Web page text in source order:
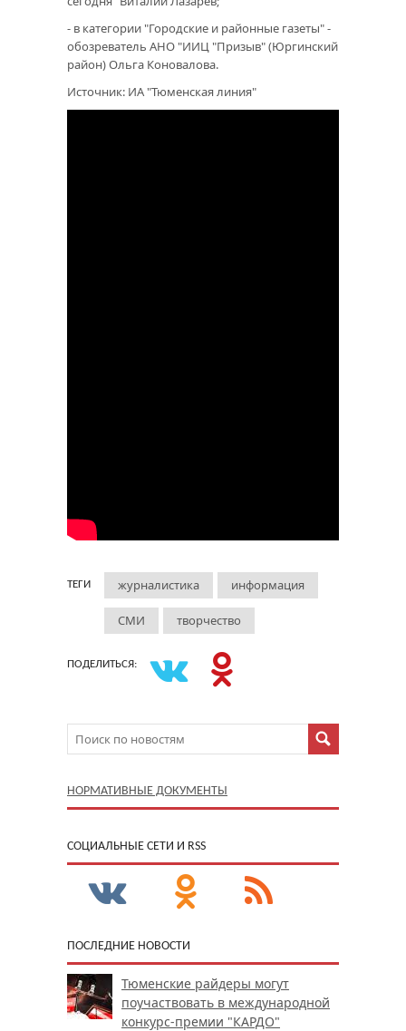
- в категории "Городские и районные газеты" -
обозреватель АНО "ИИЦ "Призыв" (Юргинский
район) Ольга Коновалова.
Источник: ИА "Тюменская линия"
ТЕГИ журналистика информация
СМИ творчество
ПОДЕЛИТЬСЯ:
НОРМАТИВНЫЕ ДОКУМЕНТЫ
CОЦИАЛЬНЫЕ СЕТИ И RSS
ПОСЛЕДНИЕ НОВОСТИ
Тюменские райдеры могут
поучаствовать в международной
конкурс-премии "КАРДО"